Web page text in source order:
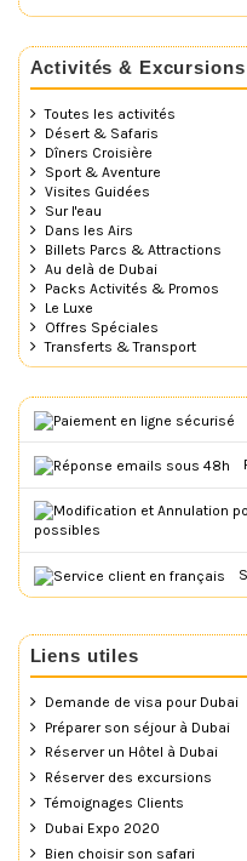
Activités & Excursions
Toutes les activités
Désert & Safaris
Dîners Croisière
Sport & Aventure
Visites Guidées
Sur l'eau
Dans les Airs
Billets Parcs & Attractions
Au delà de Dubai
Packs Activités & Promos
Le Luxe
Offres Spéciales
Transferts & Transport
possibles
Liens utiles
Demande de visa pour Dubai
Préparer son séjour à Dubai
Réserver un Hôtel à Dubai
Réserver des excursions
Témoignages Clients
Dubai Expo 2020
Bien choisir son safari